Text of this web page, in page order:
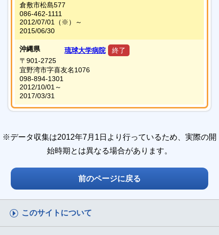
倉敷市松島577
086-462-1111
2012/07/01
（※）
～
2015/06/30
沖縄県 琉球大学病院
終了
〒901-2725
宜野湾市字喜友名1076
098-894-1301
2012/10/01～
2017/03/31
※データ収集は2012年7月1日より行っているため、実際の開
始時期とは異なる場合があります。
前のページに戻る
このサイトについて